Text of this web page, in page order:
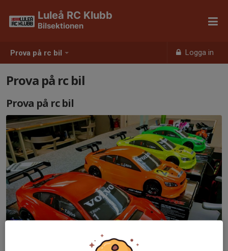
Prova på rc bil Logga in
Luleå RC Klubb
Bilsektionen
Prova på rc bil
Prova på rc bil